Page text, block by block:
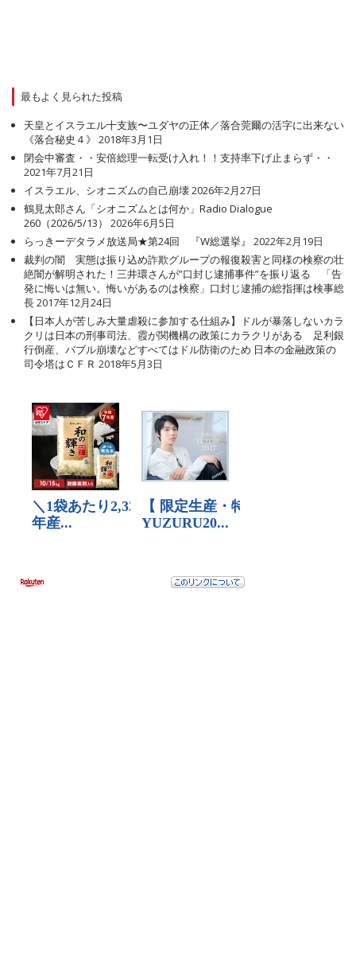
最もよく見られた投稿
天皇とイスラエル十支族〜ユダヤの正体／落合莞爾の活字に出来ない
《落合秘史４》 2018年3月1日
閉会中審査・・安倍総理一転受け入れ！！支持率下げ止まらず・・
2021年7月21日
イスラエル、シオニズムの自己崩壊2026年2月27日
鶴見太郎さん「シオニズムとは何か」Radio Dialogue
260（2026/5/13）
2026年6月5日
らっきーデタラメ放送局★第24回 『W総選挙』
2022年2月19日
裁判の闇 実態は振り込め詐欺グループの報復殺害と同様の検察の壮
絶闇が解明された！三井環さんが”口封じ逮捕事件”を振り返る 「告
発に悔いは無い。悔いがあるのは検察」口封じ逮捕の総指揮は検事総
長2017年12月24日
【日本人が苦しみ大量虐殺に参加する仕組み】ドルが暴落しないカラ
クリは日本の刑事司法、霞が関機構の政策にカラクリがある 足利銀
行倒産、バブル崩壊などすべてはドル防衛のため 日本の金融政策の
司令塔はＣＦＲ 2018年5月3日